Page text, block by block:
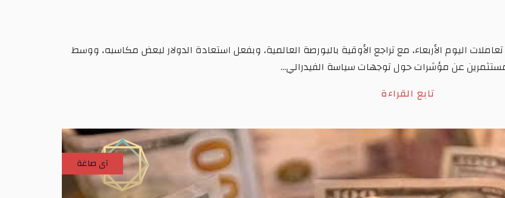
اليوم الأربعاء، مع تراجع الأوقية بالبورصة العالمية، وبفعل استعادة الدولار لبعض مكاسبه، ووسط
عن مؤشرات حول توجهات سياسة الفيدرالي...
تابع القراءة
آى صاغة